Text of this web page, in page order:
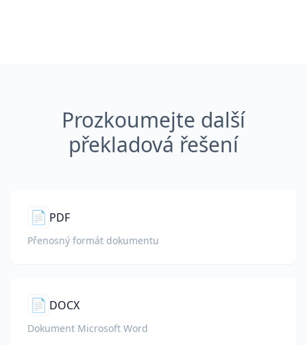
Prozkoumejte další
překladová řešení
📄 PDF
Přenosný formát dokumentu
📄 DOCX
Dokument Microsoft Word